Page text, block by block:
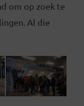
om op zoek te
Al die